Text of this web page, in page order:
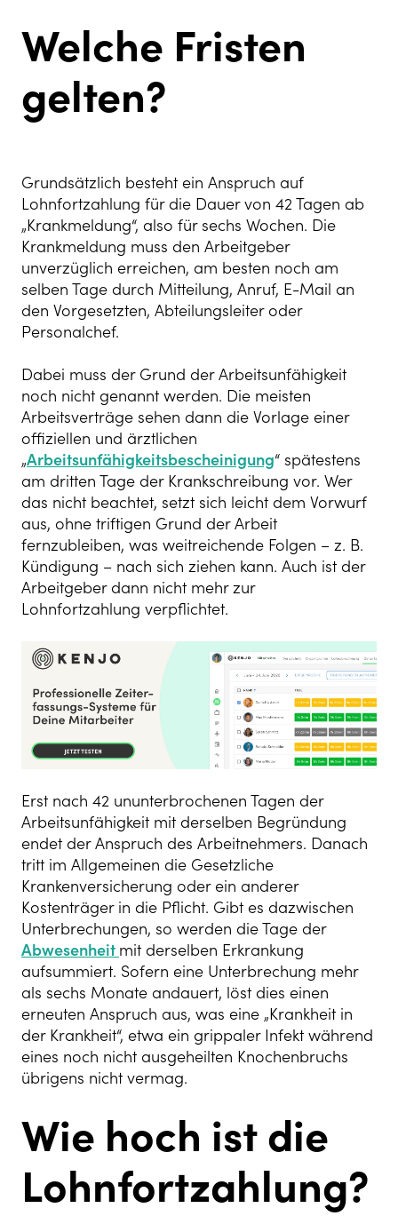
Welche Fristen
gelten?
Grundsätzlich besteht ein Anspruch auf
Lohnfortzahlung für die Dauer von 42 Tagen ab
„Krankmeldung“, also für sechs Wochen. Die
Krankmeldung muss den Arbeitgeber
unverzüglich erreichen, am besten noch am
selben Tage durch Mitteilung, Anruf, E-Mail an
den Vorgesetzten, Abteilungsleiter oder
Personalchef.
Dabei muss der Grund der Arbeitsunfähigkeit
noch nicht genannt werden. Die meisten
Arbeitsverträge sehen dann die Vorlage einer
offiziellen und ärztlichen
„Arbeitsunfähigkeitsbescheinigung“ spätestens
am dritten Tage der Krankschreibung vor. Wer
das nicht beachtet, setzt sich leicht dem Vorwurf
aus, ohne triftigen Grund der Arbeit
fernzubleiben, was weitreichende Folgen – z. B.
Kündigung – nach sich ziehen kann. Auch ist der
Arbeitgeber dann nicht mehr zur
Lohnfortzahlung verpflichtet.
Erst nach 42 ununterbrochenen Tagen der
Arbeitsunfähigkeit mit derselben Begründung
endet der Anspruch des Arbeitnehmers. Danach
tritt im Allgemeinen die Gesetzliche
Krankenversicherung oder ein anderer
Kostenträger in die Pflicht. Gibt es dazwischen
Unterbrechungen, so werden die Tage der
Abwesenheit mit derselben Erkrankung
aufsummiert. Sofern eine Unterbrechung mehr
als sechs Monate andauert, löst dies einen
erneuten Anspruch aus, was eine „Krankheit in
der Krankheit“, etwa ein grippaler Infekt während
eines noch nicht ausgeheilten Knochenbruchs
übrigens nicht vermag.
Wie hoch ist die
Lohnfortzahlung?